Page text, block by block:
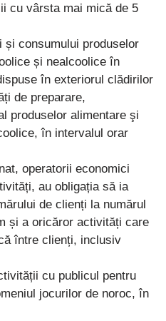
cu vârsta mai mică de 5
consumului produselor
și nealcoolice în
în exteriorul clădirilor
de preparare,
produselor alimentare şi
în intervalul orar
operatorii economici
au obligația să ia
de clienți la numărul
și a oricăror activități care
între clienți, inclusiv
cu publicul pentru
jocurilor de noroc, în